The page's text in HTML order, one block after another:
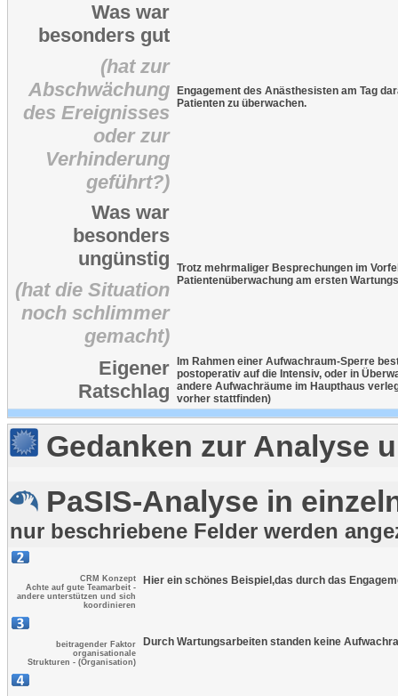
Was war
besonders gut
(hat zur
Abschwächung
des Ereignisses
oder zur
Verhinderung
geführt?)
Engagement des Anästhesisten am Tag
Patienten zu überwachen.
Was war
besonders
ungünstig
(hat die Situation
noch schlimmer
gemacht)
Trotz mehrmaliger Besprechungen im
Patientenüberwachung am ersten
Eigener
Ratschlag
Im Rahmen einer Aufwachraum-Sperre
postoperativ auf die Intensiv, oder in
andere Aufwachräume im Haupthaus
vorher stattfinden)
Gedanken zur Analyse
PaSIS-Analyse in
nur beschriebene Felder werden
CRM Konzept
Achte auf gute Teamarbeit -
andere unterstützen und sich
koordinieren
Hier ein schönes Beispiel,das durch das
beitragender Faktor
organisationale
Strukturen - (Organisation)
Durch Wartungsarbeiten standen keine